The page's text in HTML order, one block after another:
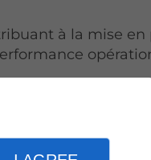
à la mise en
importants,